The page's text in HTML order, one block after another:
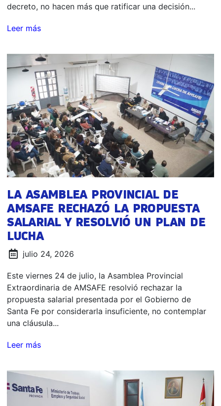
decreto, no hacen más que ratificar una decisión...
Leer más
LA ASAMBLEA PROVINCIAL DE
AMSAFE RECHAZÓ LA PROPUESTA
SALARIAL Y RESOLVIÓ UN PLAN DE
LUCHA
julio 24, 2026
Este viernes 24 de julio, la Asamblea Provincial
Extraordinaria de AMSAFE resolvió rechazar la
propuesta salarial presentada por el Gobierno de
Santa Fe por considerarla insuficiente, no contemplar
una cláusula...
Leer más